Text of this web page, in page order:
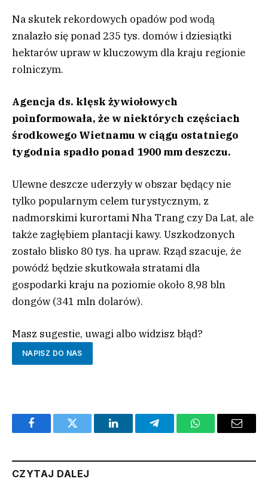
Na skutek rekordowych opadów pod wodą
znalazło się ponad 235 tys. domów i dziesiątki
hektarów upraw w kluczowym dla kraju regionie
rolniczym.
Agencja ds. klęsk żywiołowych
poinformowała, że w niektórych częściach
środkowego Wietnamu w ciągu ostatniego
tygodnia spadło ponad 1900 mm deszczu.
Ulewne deszcze uderzyły w obszar będący nie
tylko popularnym celem turystycznym, z
nadmorskimi kurortami Nha Trang czy Da Lat, ale
także zagłębiem plantacji kawy. Uszkodzonych
zostało blisko 80 tys. ha upraw. Rząd szacuje, że
powódź będzie skutkowała stratami dla
gospodarki kraju na poziomie około 8,98 bln
dongów (341 mln dolarów).
Masz sugestie, uwagi albo widzisz błąd?
NAPISZ DO NAS
FacebookTwitter LinkedInTelegramWhatsAppEmail
CZYTAJ DALEJ